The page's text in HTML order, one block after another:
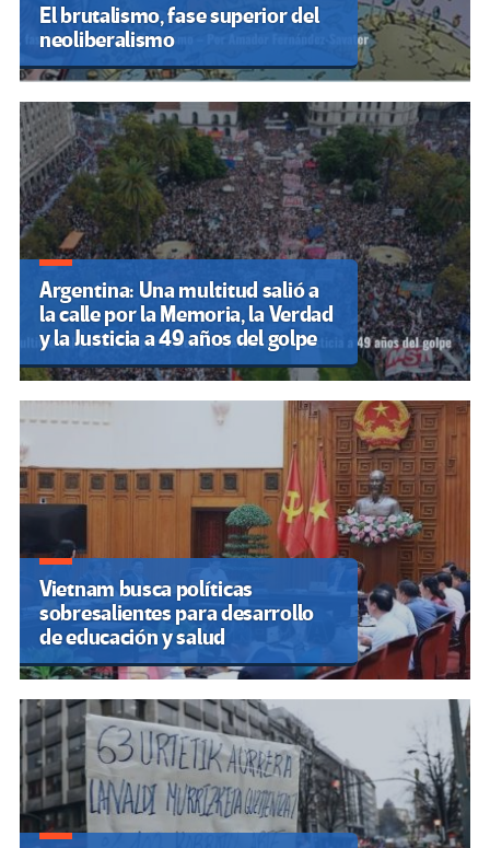
El brutalismo, fase superior del
neoliberalismo
Argentina: Una multitud salió a
la calle por la Memoria, la Verdad
y la Justicia a 49 años del golpe
Vietnam busca políticas
sobresalientes para desarrollo
de educación y salud